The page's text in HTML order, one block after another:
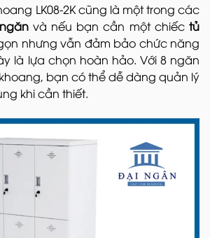
LK08-2K cũng là một trong các
và nếu bạn cần một chiếctủ
nhưng vẫn đảm bảo chức năng
là lựa chọn hoàn hảo. Với 8 ngăn
bạn có thể dễ dàng quản lý
khi cần thiết.